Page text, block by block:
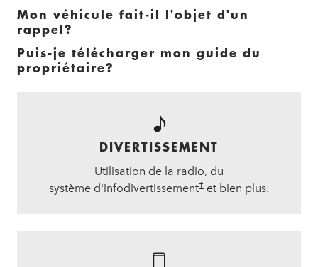
Mon véhicule fait-il l'objet d'un
rappel?
Puis-je télécharger mon guide du
propriétaire?
DIVERTISSEMENT
Utilisation de la radio, du
système d'infodivertissement† et bien plus.